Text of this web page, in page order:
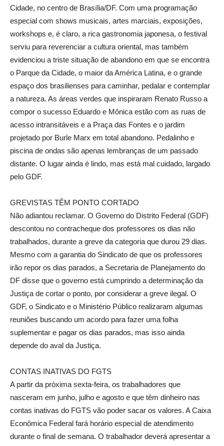
Cidade, no centro de Brasília/DF. Com uma programação
especial com shows musicais, artes marciais, exposições,
workshops e, é claro, a rica gastronomia japonesa, o festival
serviu para reverenciar a cultura oriental, mas também
evidenciou a triste situação de abandono em que se encontra
o Parque da Cidade, o maior da América Latina, e o grande
espaço dos brasilienses para caminhar, pedalar e contemplar
a natureza. As áreas verdes que inspiraram Renato Russo a
compor o sucesso Eduardo e Mônica estão com as ruas de
acesso intransitáveis e a Praça das Fontes e o jardim
projetado por Burle Marx em total abandono. Pedalinho e
piscina de ondas são apenas lembranças de um passado
distante. O lugar ainda é lindo, mas está mal cuidado, largado
pelo GDF.
GREVISTAS TÊM PONTO CORTADO
Não adiantou reclamar. O Governo do Distrito Federal (GDF)
descontou no contracheque dos professores os dias não
trabalhados, durante a greve da categoria que durou 29 dias.
Mesmo com a garantia do Sindicato de que os professores
irão repor os dias parados, a Secretaria de Planejamento do
DF disse que o governo está cumprindo a determinação da
Justiça de cortar o ponto, por considerar a greve ilegal. O
GDF, o Sindicato e o Ministério Público realizaram algumas
reuniões buscando um acordo para fazer uma folha
suplementar e pagar os dias parados, mas isso ainda
depende do aval da Justiça.
CONTAS INATIVAS DO FGTS
A partir da próxima sexta-feira, os trabalhadores que
nasceram em junho, julho e agosto e que têm dinheiro nas
contas inativas do FGTS vão poder sacar os valores. A Caixa
Econômica Federal fará horário especial de atendimento
durante o final de semana. O trabalhador deverá apresentar a